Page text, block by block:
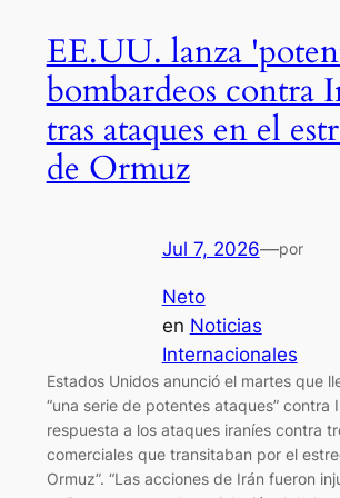
EE.UU. lanza
bombardeos contra
tras ataques en el
de Ormuz
Jul 7, 2026—por
Neto
en Noticias
Internacionales
Estados Unidos anunció el martes que
“una serie de potentes ataques” contra
respuesta a los ataques iraníes contra
comerciales que transitaban por el
Ormuz”. “Las acciones de Irán fueron